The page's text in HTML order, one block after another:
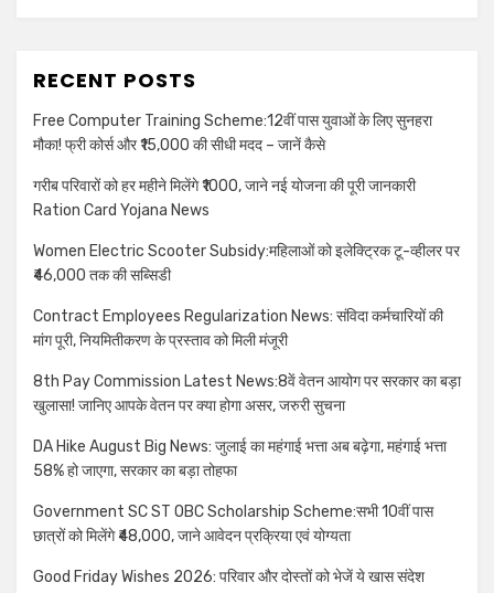
RECENT POSTS
Free Computer Training Scheme:12वीं पास युवाओं के लिए सुनहरा
मौका! फ्री कोर्स और ₹15,000 की सीधी मदद – जानें कैसे
गरीब परिवारों को हर महीने मिलेंगे ₹1000, जाने नई योजना की पूरी जानकारी
Ration Card Yojana News
Women Electric Scooter Subsidy:महिलाओं को इलेक्ट्रिक टू-व्हीलर पर
₹46,000 तक की सब्सिडी
Contract Employees Regularization News: संविदा कर्मचारियों की
मांग पूरी, नियमितीकरण के प्रस्ताव को मिली मंजूरी
8th Pay Commission Latest News:8वें वेतन आयोग पर सरकार का बड़ा
खुलासा! जानिए आपके वेतन पर क्या होगा असर, जरुरी सुचना
DA Hike August Big News: जुलाई का महंगाई भत्ता अब बढ़ेगा, महंगाई भत्ता
58% हो जाएगा, सरकार का बड़ा तोहफा
Government SC ST OBC Scholarship Scheme:सभी 10वीं पास
छात्रों को मिलेंगे ₹48,000, जाने आवेदन प्रक्रिया एवं योग्यता
Good Friday Wishes 2026: परिवार और दोस्तों को भेजें ये खास संदेश